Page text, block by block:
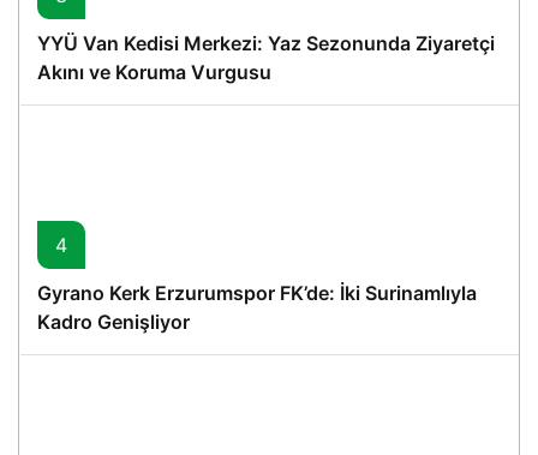
YYÜ Van Kedisi Merkezi: Yaz Sezonunda Ziyaretçi
Akını ve Koruma Vurgusu
4
Gyrano Kerk Erzurumspor FK’de: İki Surinamlıyla
Kadro Genişliyor